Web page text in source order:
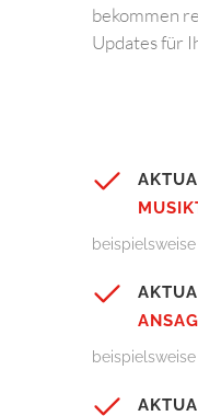
bekommen
Updates für